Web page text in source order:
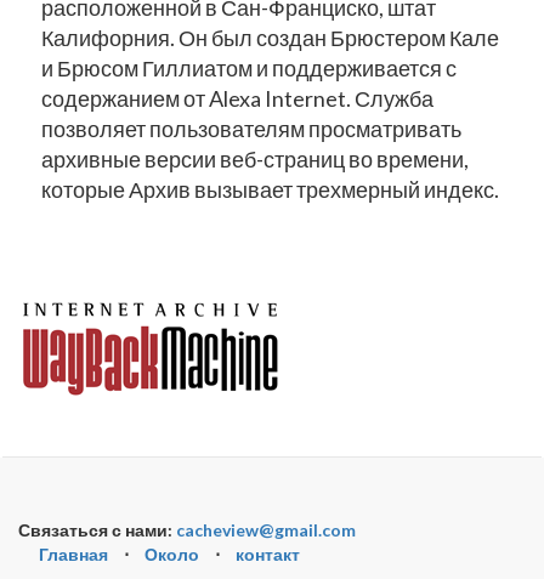
расположенной в Сан-Франциско, штат
Калифорния. Он был создан Брюстером Кале
и Брюсом Гиллиатом и поддерживается с
содержанием от Alexa Internet. Служба
позволяет пользователям просматривать
архивные версии веб-страниц во времени,
которые Архив вызывает трехмерный индекс.
Связаться с нами: cacheview@gmail.com
Главная
⋅ Около ⋅ контакт